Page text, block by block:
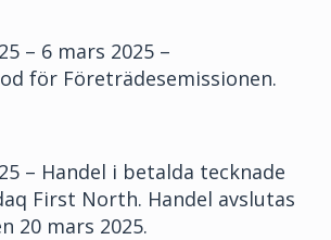
– 6 mars 2025 –
för Företrädesemissionen.
– Handel i betalda tecknade
First North. Handel avslutas
20 mars 2025.